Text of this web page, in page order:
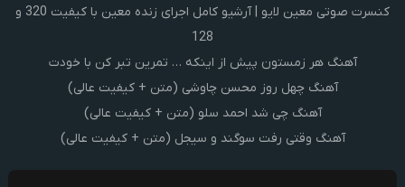
کنسرت صوتی معین لایو | آرشیو کامل اجرای زنده معین با کیفیت 320 و
128
آهنگ هر زمستون پیش از اینکه … تمرین تبر کن با خودت
آهنگ چهل روز محسن چاوشی (متن + کیفیت عالی)
آهنگ چی شد احمد سلو (متن + کیفیت عالی)
آهنگ وقتی رفت سوگند و سیجل (متن + کیفیت عالی)